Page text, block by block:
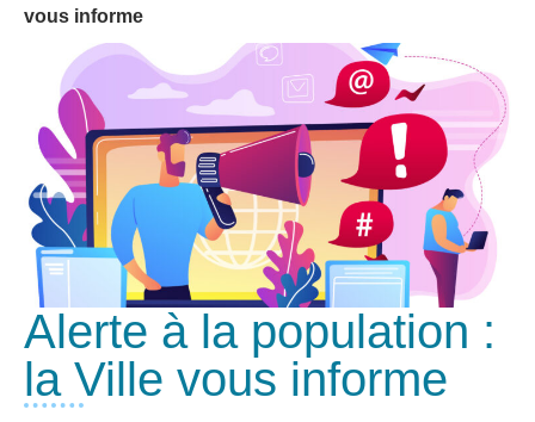
vous informe
Alerte à la population :
la Ville vous informe